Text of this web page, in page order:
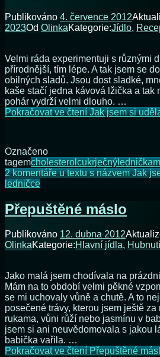
Publikováno 4. července 2012
2023Od OlinkaKategorie:Jídlo,
Velmi ráda experimentuji s různými
přírodnější, tím lépe. A tak jsem se
obilných sladů. Jsou dost sladké,
kaše stačí jedna kávová lžička a tak
pohár vydrží velmi dlouho. …
Pokračovat ve čteníJak jsem si
Označeno
tagemcholesterolcukrječnýlednička
2 komentářeu textu s názvem Jak
ledničce
Přepuštěné máslo
Publikováno 12. dubna 2012
OlinkaKategorie:Hlavní jídla, Hubnutí
Jako malá jsem chodívala na
Mám na to období velmi pěkné
se mi uchovaly vůně a chutě. A to
posečené trávy, kterou jsem ještě
rukama, vůni růží nebo jasmínu v
jsem si ani neuvědomovala s jakou
babička vařila. …
Pokračovat ve čteníPřepuštěné